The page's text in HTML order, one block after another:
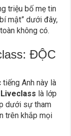
triệu bố mẹ tin
mật” dưới đây,
không có.
ĐỘC
Anh này là
là lớp
dưới sự tham
trên khắp mọi